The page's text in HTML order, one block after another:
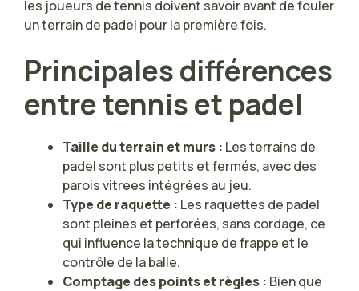
les joueurs de tennis doivent savoir avant de fouler
un terrain de padel pour la première fois.
Principales différences
entre tennis et padel
Taille du terrain et murs : Les terrains de
padel sont plus petits et fermés, avec des
parois vitrées intégrées au jeu.
Type de raquette : Les raquettes de padel
sont pleines et perforées, sans cordage, ce
qui influence la technique de frappe et le
contrôle de la balle.
Comptage des points et règles : Bien que